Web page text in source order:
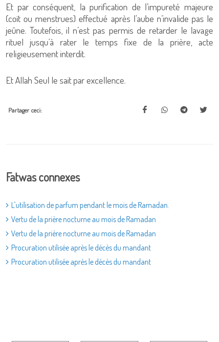
Et par conséquent, la purification de l’impureté majeure
(coït ou menstrues) effectué après l’aube n’invalide pas le
jeûne. Toutefois, il n’est pas permis de retarder le lavage
rituel jusqu’à rater le temps fixe de la prière, acte
religieusement interdit.
Et Allah Seul le sait par excellence.
Partager ceci:
Fatwas connexes
L'utilisation de parfum pendant le mois de Ramadan.
Vertu de la prière nocturne au mois de Ramadan
Vertu de la prière nocturne au mois de Ramadan
Procuration utilisée après le décès du mandant
Procuration utilisée après le décès du mandant